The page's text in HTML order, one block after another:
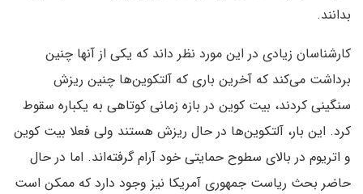
بدانند.
کارشناسان زیادی در این مورد نظر داند که یکی از آنها چنین
برداشت می‌کند که آخرین باری که آلتکوین‌ها چنین ریزش
سنگینی کردند، بیت کوین در بازه زمانی کوتاهی به یکباره سقوط
کرد. این بار، آلتکوین‌ها در حال ریزش هستند ولی فعلا بیت کوین
و اتریوم در بالای سطوح حمایتی خود آرام گرفته‌اند. اما در حال
حاضر بحث ریاست جمهوری آمریکا نیز وجود دارد که ممکن است